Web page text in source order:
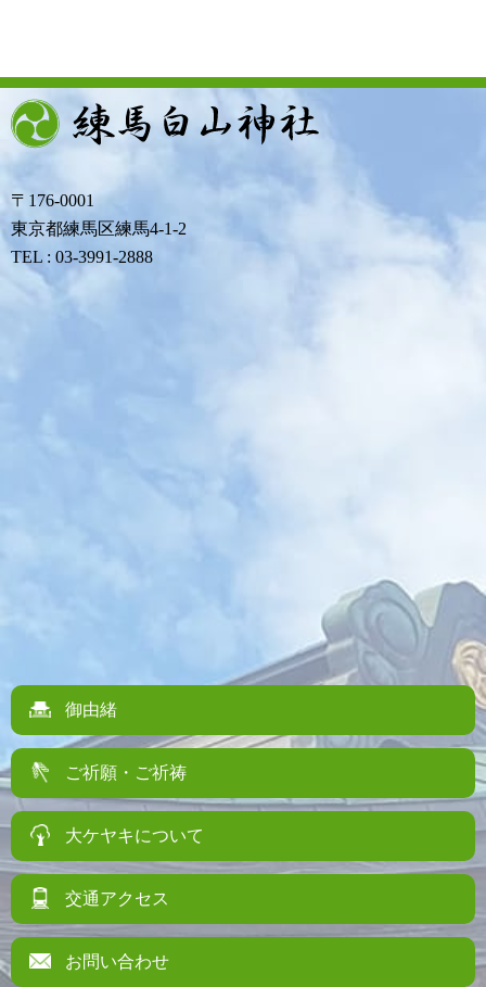
〒176-0001
東京都練馬区練馬4-1-2
TEL : 03-3991-2888
御由緒
ご祈願・ご祈祷
大ケヤキについて
交通アクセス
お問い合わせ